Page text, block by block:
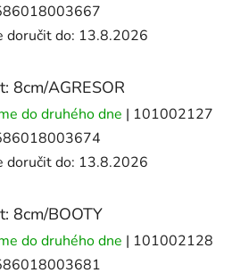
doručit do: 13.8.2026
8cm/AGRESOR
do druhého dne | 101002127
doručit do: 13.8.2026
8cm/BOOTY
do druhého dne | 101002128